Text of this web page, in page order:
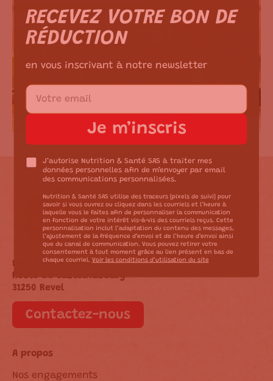
RECEVEZ VOTRE BON DE
RÉDUCTION
en vous inscrivant à notre newsletter
Je m’inscris
J’autorise Nutrition & Santé SAS à traiter mes
données personnelles afin de m’envoyer par email
des communications personnalisées.
Nutrition & Santé SAS utilise des traceurs (pixels de suivi) pour
savoir si vous ouvrez ou cliquez dans les courriels et l’heure à
laquelle vous le faites afin de personnaliser la communication
en fonction de votre intérêt vis-à-vis des courriels reçus. Cette
personnalisation inclut l’adaptation du contenu des messages,
l’ajustement de la fréquence d’envoi et de l’heure d’envoi ainsi
que du canal de communication. Vous pouvez retirer votre
consentement à tout moment grâce au lien présent en bas de
chaque courriel. Voir les conditions d’utilisation du site
Nutrition & Santé
Route de Castelnaudary
31250 Revel
Contactez-nous
A propos
Nos engagements